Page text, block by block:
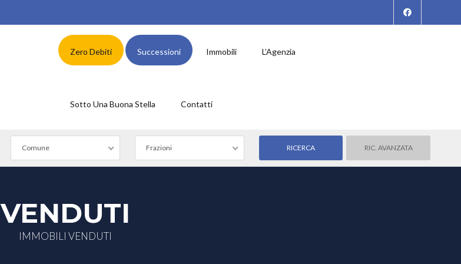
Zero Debiti Successioni Immobili L’Agenzia
Sotto Una Buona Stella Contatti
Comune Frazioni RIC. AVANZATA
VENDUTI
IMMOBILI VENDUTI